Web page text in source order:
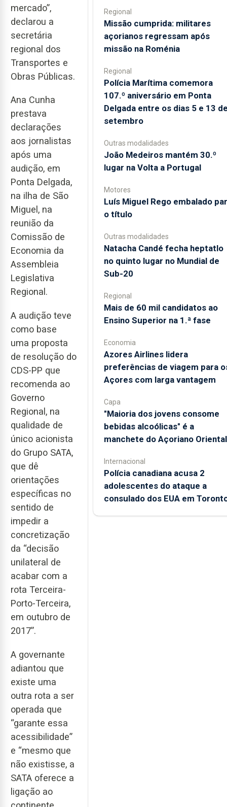
mercado”,
declarou a
secretária
regional dos
Transportes e
Obras Públicas.
Ana Cunha
prestava
declarações
aos jornalistas
após uma
audição, em
Ponta Delgada,
na ilha de São
Miguel, na
reunião da
Comissão de
Economia da
Assembleia
Legislativa
Regional.
A audição teve
como base
uma proposta
de resolução do
CDS-PP que
recomenda ao
Governo
Regional, na
qualidade de
único acionista
do Grupo SATA,
que dê
orientações
específicas no
sentido de
impedir a
concretização
da “decisão
unilateral de
acabar com a
rota Terceira-
Porto-Terceira,
em outubro de
2017”.
A governante
adiantou que
existe uma
outra rota a ser
operada que
“garante essa
acessibilidade”
e “mesmo que
não existisse, a
SATA oferece a
ligação ao
Regional
Missão cumprida: militares
açorianos regressam após
missão na Roménia
Regional
Polícia Marítima comemora
107.º aniversário em Ponta
Delgada entre os dias 5 e 13
setembro
Outras modalidades
João Medeiros mantém 30.º
lugar na Volta a Portugal
Motores
Luís Miguel Rego embalado
o título
Outras modalidades
Natacha Candé fecha heptatlo
no quinto lugar no Mundial de
Sub-20
Regional
Mais de 60 mil candidatos ao
Ensino Superior na 1.ª fase
Economia
Azores Airlines lidera
preferências de viagem para
Açores com larga vantagem
Capa
"Maioria dos jovens consome
bebidas alcoólicas" é a
manchete do Açoriano Oriental
Internacional
Polícia canadiana acusa 2
adolescentes do ataque a
consulado dos EUA em